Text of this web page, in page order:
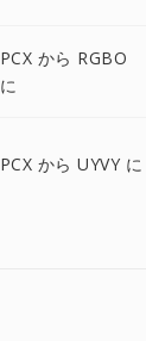
PCX から RGBO
に
PCX から UYVY に